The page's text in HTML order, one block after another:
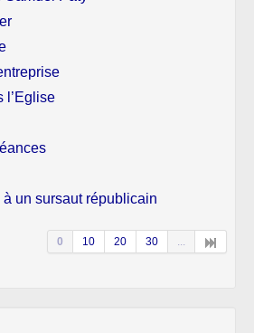
l’Eglise
un sursaut républicain
0 10 20 30